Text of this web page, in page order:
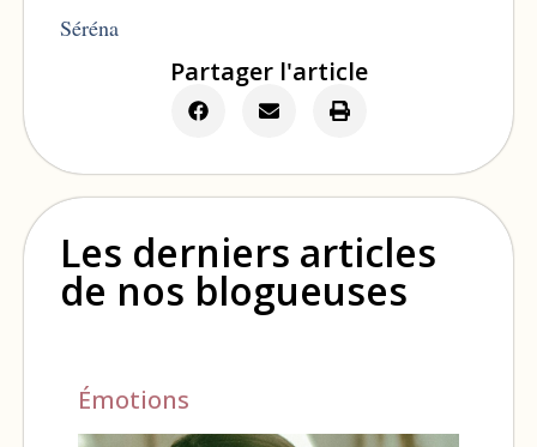
Séréna
Partager l'article
Les derniers articles
de nos blogueuses
Émotions